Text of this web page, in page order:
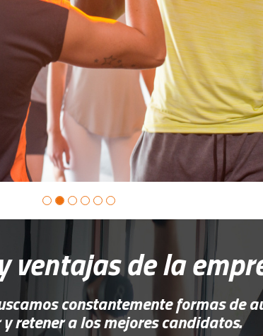
ventajas de la
constantemente formas de
retener a los mejores candidatos.